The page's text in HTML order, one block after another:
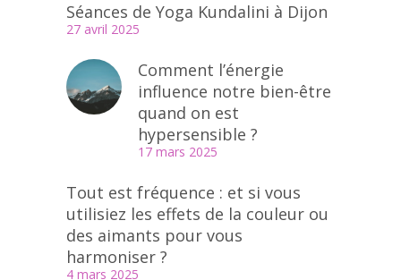
Séances de Yoga Kundalini à Dijon
27 avril 2025
Comment l’énergie
influence notre bien-être
quand on est
hypersensible ?
17 mars 2025
Tout est fréquence : et si vous
utilisiez les effets de la couleur ou
des aimants pour vous
harmoniser ?
4 mars 2025